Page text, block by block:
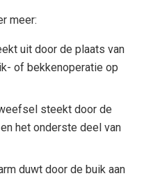
meer:
uit door de plaats van
of bekkenoperatie op
steekt door de
het onderste deel van
duwt door de buik aan